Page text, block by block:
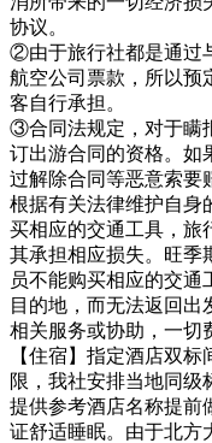
协议。
②由于旅行社都是通过
航空公司票款，所以预
客自行承担。
③合同法规定，对于瞒
订出游合同的资格。如
过解除合同等恶意索要
根据有关法律维护自身
买相应的交通工具，旅
其承担相应损失。旺季
员不能购买相应的交
目的地，而无法返回
相关服务或协助，一切
【住宿】指定酒店双
限，我社安排当地同级
提供参考酒店名称提前
证舒适睡眠。由于北方